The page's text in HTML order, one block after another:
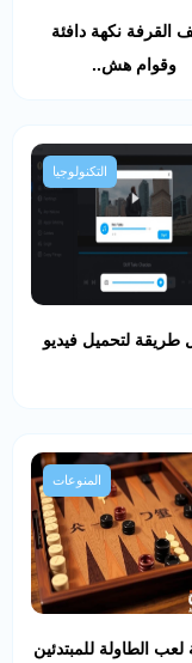
القرفة نكهة دافئة
وقوام هش..
التكنولوجيا
طريقة لتحميل فيديو
المنوعات
الطاولة للمبتدئين